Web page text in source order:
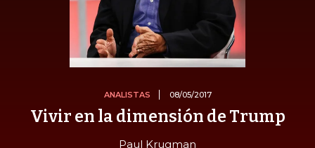
ANALISTAS 08/05/2017
Vivir en la dimensión de Trump
Paul Krugman